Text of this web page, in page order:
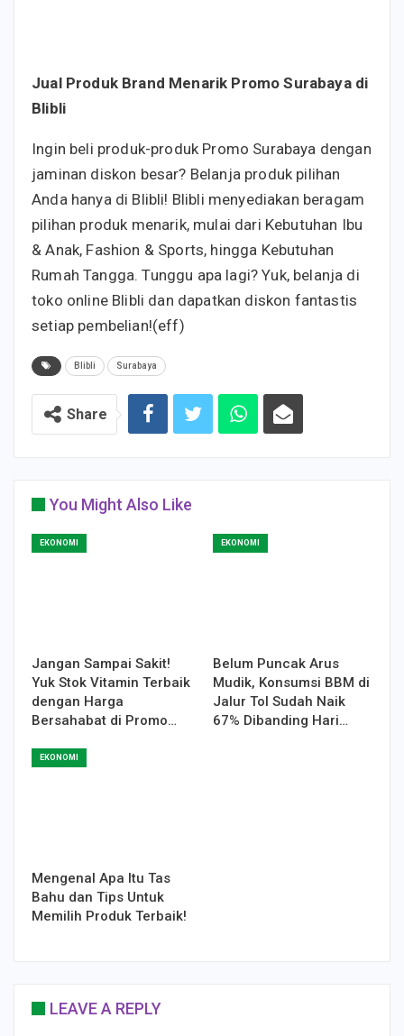
Jual Produk Brand Menarik Promo Surabaya di
Blibli
Ingin beli produk-produk Promo Surabaya dengan
jaminan diskon besar? Belanja produk pilihan
Anda hanya di Blibli! Blibli menyediakan beragam
pilihan produk menarik, mulai dari Kebutuhan Ibu
& Anak, Fashion & Sports, hingga Kebutuhan
Rumah Tangga. Tunggu apa lagi? Yuk, belanja di
toko online Blibli dan dapatkan diskon fantastis
setiap pembelian!(eff)
Blibli Surabaya
Share
You Might Also Like
EKONOMI
Jangan Sampai Sakit!
Yuk Stok Vitamin Terbaik
dengan Harga
Bersahabat di Promo…
EKONOMI
Belum Puncak Arus
Mudik, Konsumsi BBM di
Jalur Tol Sudah Naik
67% Dibanding Hari…
EKONOMI
Mengenal Apa Itu Tas
Bahu dan Tips Untuk
Memilih Produk Terbaik!
LEAVE A REPLY